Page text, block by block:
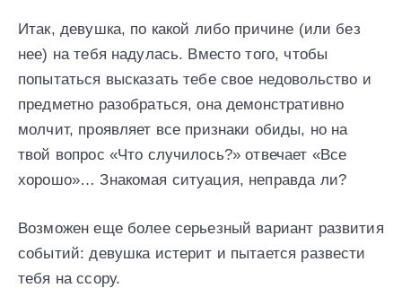
Итак, девушка, по какой либо причине (или без
нее) на тебя надулась. Вместо того, чтобы
попытаться высказать тебе свое недовольство и
предметно разобраться, она демонстративно
молчит, проявляет все признаки обиды, но на
твой вопрос «Что случилось?» отвечает «Все
хорошо»… Знакомая ситуация, неправда ли?
Возможен еще более серьезный вариант развития
событий: девушка истерит и пытается развести
тебя на ссору.